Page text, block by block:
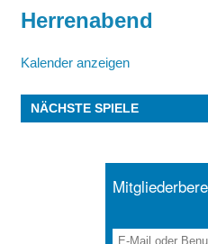
Herrenabend
Kalender anzeigen
NÄCHSTE SPIELE